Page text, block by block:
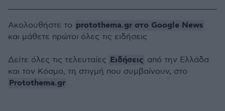
Ακολουθήστε το protothema.gr στο Google News
και μάθετε πρώτοι όλες τις ειδήσεις
Δείτε όλες τις τελευταίες Ειδήσεις από την Ελλάδα
και τον Κόσμο, τη στιγμή που συμβαίνουν, στο
Protothema.gr